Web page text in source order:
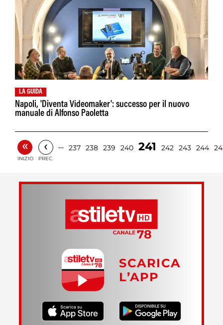
LA GUIDA
Napoli, 'Diventa Videomaker': successo per il nuovo
manuale di Alfonso Paoletta
«
INIZIO
‹
PREC.
… 237 238 239 240 241 242 243 244
SCARICA
L’APP